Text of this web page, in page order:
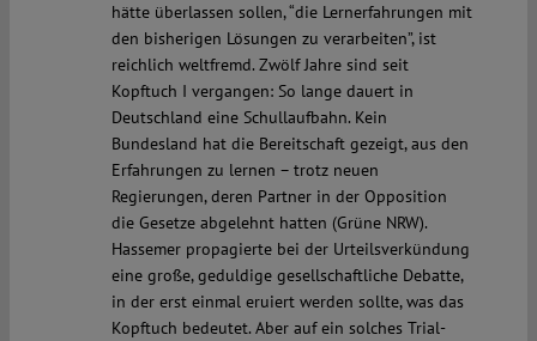
hätte überlassen sollen, “die Lernerfahrungen mit
den bisherigen Lösungen zu verarbeiten”, ist
reichlich weltfremd. Zwölf Jahre sind seit
Kopftuch I vergangen: So lange dauert in
Deutschland eine Schullaufbahn. Kein
Bundesland hat die Bereitschaft gezeigt, aus den
Erfahrungen zu lernen – trotz neuen
Regierungen, deren Partner in der Opposition
die Gesetze abgelehnt hatten (Grüne NRW).
Hassemer propagierte bei der Urteilsverkündung
eine große, geduldige gesellschaftliche Debatte,
in der erst einmal eruiert werden sollte, was das
Kopftuch bedeutet. Aber auf ein solches Trial-